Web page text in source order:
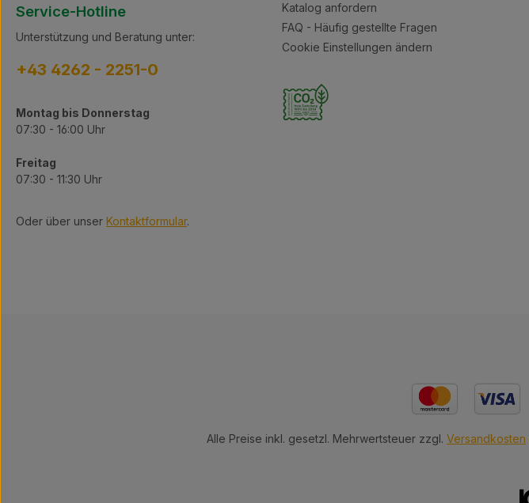
Service-Hotline
Unterstützung und Beratung unter:
+43 4262 - 2251-0
Montag bis Donnerstag
07:30 - 16:00 Uhr
Freitag
07:30 - 11:30 Uhr
Oder über unser Kontaktformular.
Katalog anfordern
FAQ - Häufig gestellte Fragen
Cookie Einstellungen ändern
Alle Preise inkl. gesetzl. Mehrwertsteuer zzgl. Versandkosten